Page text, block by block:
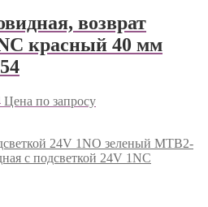
возврат
красный 40 мм
Цена по запросу
24V 1NO зеленый MTB2-
с подсветкой 24V 1NC